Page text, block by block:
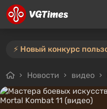
Новости видео